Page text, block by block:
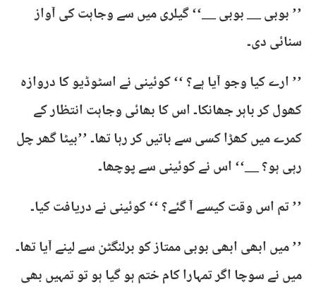
’’ بوبی __ بوبی __‘‘ گیلری میں سے وجاہت کی آواز
سنائی دی۔
’’ ارے کیا وجو آیا ہے؟ ‘‘ کوئینی نے اسٹوڈیو کا دروازہ
کھول کر باہر جھانکا۔ اس کا بھائی وجاہت انتظار کے
کمرے میں کھڑا کسی سے باتیں کر رہا تھا۔ ’’بیٹا گھر چل
رہی ہو؟ __‘‘ اس نے کوئینی سے پوچھا۔
’’ تم اس وقت کیسے آ گئے؟ ‘‘ کوئینی نے دریافت کیا۔
’’ میں ابھی ابھی بوبی ممتاز کو برلنگٹن سے لینے آیا تھا۔
میں نے سوچا اگر تمہارا کام ختم ہو گیا ہو تو تمہیں بھی